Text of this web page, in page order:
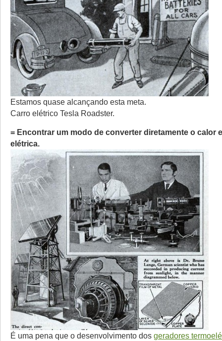
Estamos quase alcançando esta meta.
Carro elétrico Tesla Roadster.
= Encontrar um modo de converter diretamente o calor
elétrica.
É uma pena que o desenvolvimento dos geradores